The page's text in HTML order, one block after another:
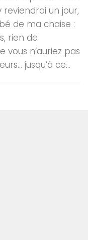
reviendrai un jour,
de ma chaise :
rien de
n’auriez pas
jusqu’à ce...